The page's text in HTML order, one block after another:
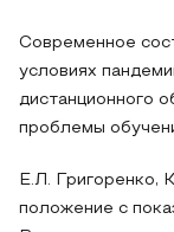
Современное
условиях
дистанционного
проблемы
Е.Л. Григоренко,
положение с